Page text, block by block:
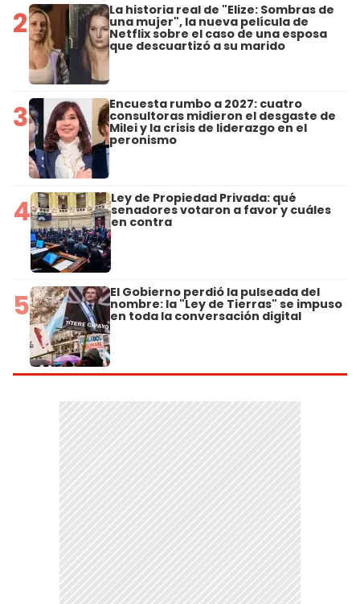
2 La historia real de "Elize: Sombras de
una mujer", la nueva película de
Netflix sobre el caso de una esposa
que descuartizó a su marido
3 Encuesta rumbo a 2027: cuatro
consultoras midieron el desgaste de
Milei y la crisis de liderazgo en el
peronismo
4 Ley de Propiedad Privada: qué
senadores votaron a favor y cuáles
en contra
5 El Gobierno perdió la pulseada del
nombre: la "Ley de Tierras" se impuso
en toda la conversación digital